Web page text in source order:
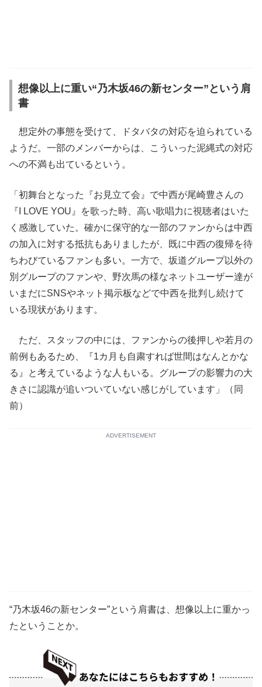
想像以上に重い“乃木坂46の新センター”という肩
書
想定外の事態を受けて、ドタバタの対応を迫られている
ようだ。一部のメンバーからは、こういった泥縄式の対応
への不満も出ているという。
「初舞台となった『お見立て会』で中西が尾崎豊さんの
『I LOVE YOU』を歌った時、高い歌唱力に視聴者はいた
く感激していた。確かに保守的な一部のファンからは中西
の加入に対する抵抗もありましたが、既に中西の復帰を待
ちわびているファンも多い。一方で、坂道グループ以外の
別グループのファンや、野次馬の様なネットユーザー達が
いまだにSNSやネット掲示板などで中西を批判し続けて
いる現状があります。
ただ、スタッフの中には、ファンからの後押しや若月の
前例もあるため、『1カ月も自粛すれば世間はなんとかな
る』と考えているような人もいる。グループの影響力の大
きさに認識が追いついていない感じがしています」（同
前）
ADVERTISEMENT
“乃木坂46の新センター”という肩書は、想像以上に重かっ
たということか。